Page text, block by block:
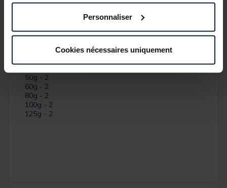
Personnaliser
Cookies nécessaires uniquement
Caractéristiques duPlomb Hexagonal:
50g - 2
60g - 2
80g - 2
100g - 2
125g - 2